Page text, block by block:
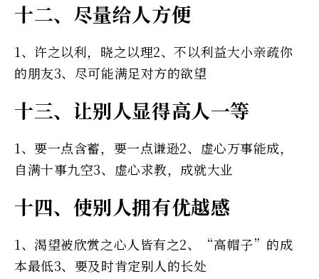
十二、尽量给人方便
1、许之以利，晓之以理2、不以利益大小亲疏你
的朋友3、尽可能满足对方的欲望
十三、让别人显得高人一等
1、要一点含蓄，要一点谦逊2、虚心万事能成，
自满十事九空3、虚心求教，成就大业
十四、使别人拥有优越感
1、渴望被欣赏之心人皆有之2、“高帽子”的成
本最低3、要及时肯定别人的长处